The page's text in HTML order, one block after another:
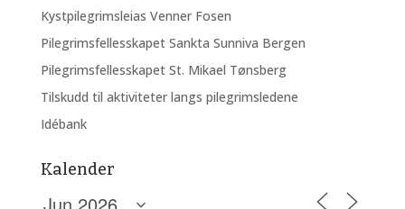
Kystpilegrimsleias Venner Fosen
Pilegrimsfellesskapet Sankta Sunniva Bergen
Pilegrimsfellesskapet St. Mikael Tønsberg
Tilskudd til aktiviteter langs pilegrimsledene
Idébank
Kalender